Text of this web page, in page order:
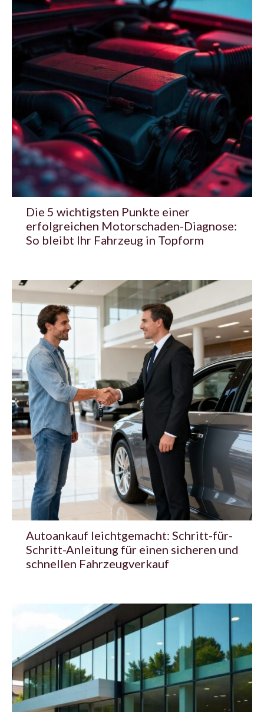
Die 5 wichtigsten Punkte einer
erfolgreichen Motorschaden-Diagnose:
So bleibt Ihr Fahrzeug in Topform
Autoankauf leichtgemacht: Schritt-für-
Schritt-Anleitung für einen sicheren und
schnellen Fahrzeugverkauf